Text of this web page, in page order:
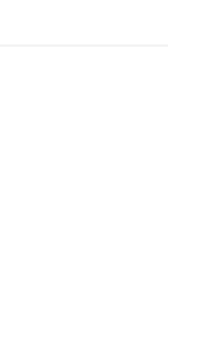
för riktigt bra ljud – både till